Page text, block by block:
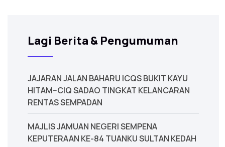
Lagi Berita & Pengumuman
JAJARAN JALAN BAHARU ICQS BUKIT KAYU
HITAM–CIQ SADAO TINGKAT KELANCARAN
RENTAS SEMPADAN
MAJLIS JAMUAN NEGERI SEMPENA
KEPUTERAAN KE-84 TUANKU SULTAN KEDAH